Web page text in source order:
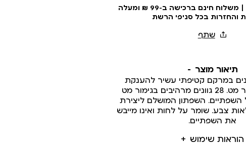
עלות משלוח 19 ₪ | משלוח חינם ברכישה ב-99 ₪ ומעלה
והחזרות בכל סניפי הרשת
תיאור מוצר
הוראות שימוש
במרקם קטיפתי עשיר להענקת
צבע עמוק בגימור מט. 28 גוונים מרהיבים בגימור מט
השפתיים. השפתון המושלם ליצירת
צבע. שומר על לחות ואינו מייבש
את השפתיים.